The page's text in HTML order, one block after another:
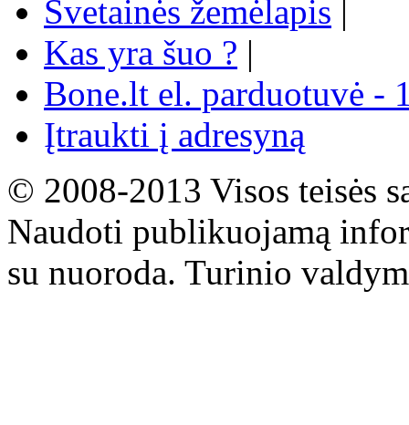
Svetainės žemėlapis |
Kas yra šuo ? |
Bone.lt el. parduotuvė -
Įtraukti į adresyną
© 2008-2013 Visos teisės
Naudoti publikuojamą
su nuoroda. Turinio